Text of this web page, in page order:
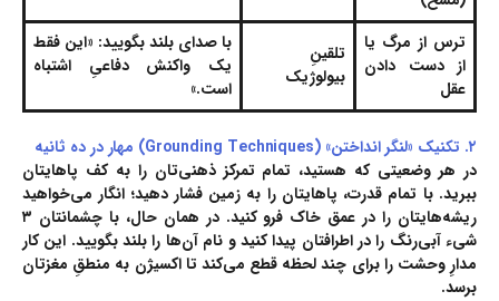
ترس از مرگ یا
از دست دادن
عقل
تلقینِ
بیولوژیک
با صدای بلند بگویید: «این فقط
یک واکنش دفاعیِ اشتباه
است.»
۲. تکنیک «لنگر انداختن» (Grounding Techniques) مهار در ده ثانیه
در هر وضعیتی که هستید، تمام تمرکز ذهنی‌تان را به کف پاهایتان
ببرید. با تمام قدرت، پاهایتان را به زمین فشار دهید؛ انگار می‌خواهید
ریشه‌هایتان را در عمق خاک فرو کنید. در همان حال، با چشمانتان ۳
شیء آبی‌رنگ را در اطرافتان پیدا کنید و نام آن‌ها را بلند بگویید. این کار
مدارِ وحشت را برای چند لحظه قطع می‌کند تا اکسیژن به منطقِ مغزتان
برسد.